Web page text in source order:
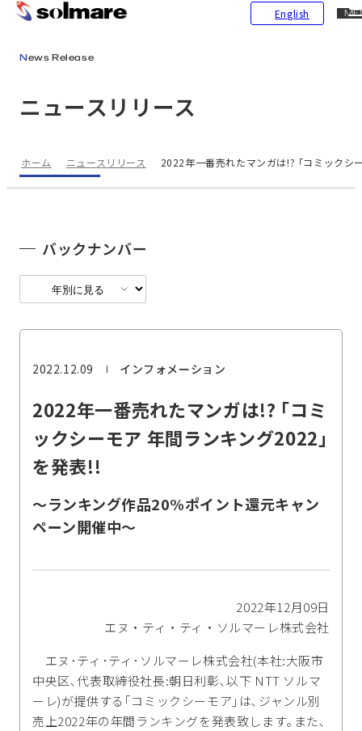
English
ニュースリリース
News Release
ホーム ニュースリリース 2022年一番売れたマンガは!? ｢コミックシ
2022.12.09 インフォメーション
2022年一番売れたマンガは!? ｢コミ
ックシーモア 年間ランキング2022｣
を発表!!
～ランキング作品20%ポイント還元キャン
ペーン開催中～
2022年12月09日
エヌ・ティ・ティ・ソルマーレ株式会社
エヌ･ティ･ティ･ソルマーレ株式会社(本社:大阪市
中央区､代表取締役社長:朝日利彰､以下 NTT ソルマ
ーレ)が提供する｢コミックシーモア｣は､ジャンル別
売上2022年の年間ランキングを発表致します｡また､
バックナンバー